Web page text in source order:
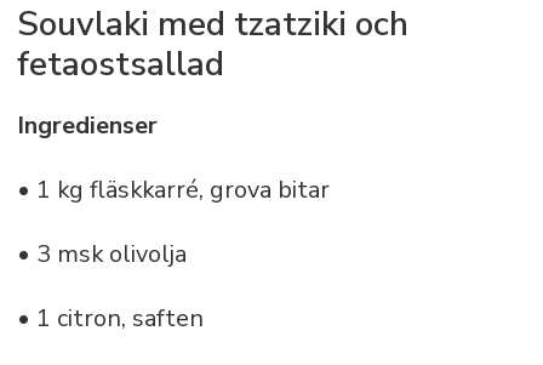
Souvlaki med tzatziki och
fetaostsallad
Ingredienser
• 1 kg fläskkarré, grova bitar
• 3 msk olivolja
• 1 citron, saften